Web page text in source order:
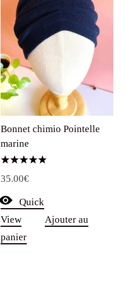
Bonnet chimio Pointelle
marine
5.00
35.00€
Quick
View
Ajouter au
panier